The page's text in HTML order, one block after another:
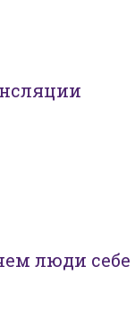
люди себе